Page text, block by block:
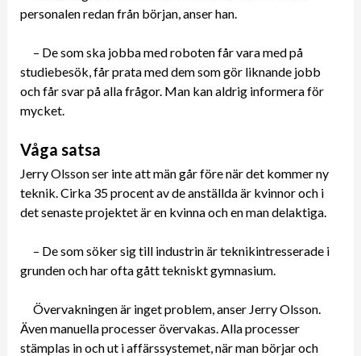
personalen redan från början, anser han.
– De som ska jobba med roboten får vara med på
studiebesök, får prata med dem som gör liknande jobb
och får svar på alla frågor. Man kan aldrig informera för
mycket.
Våga satsa
Jerry Olsson ser inte att män går före när det kommer ny
teknik. Cirka 35 procent av de anställda är kvinnor och i
det senaste projektet är en kvinna och en man delaktiga.
– De som söker sig till industrin är teknikintresserade i
grunden och har ofta gått tekniskt gymnasium.
Övervakningen är inget problem, anser Jerry Olsson.
Även manuella processer övervakas. Alla processer
stämplas in och ut i affärssystemet, när man börjar och